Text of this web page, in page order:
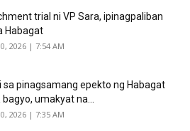
trial ni VP Sara, ipinagpaliban
Habagat
2026 | 7:54 AM
sa pinagsamang epekto ng Habagat
umakyat na...
2026 | 7:35 AM